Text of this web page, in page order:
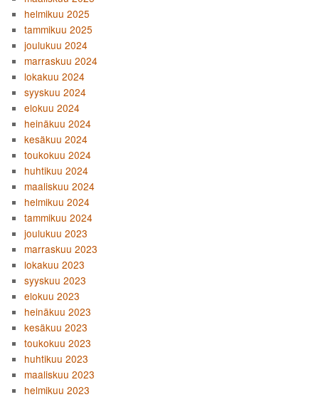
helmikuu 2025
tammikuu 2025
joulukuu 2024
marraskuu 2024
lokakuu 2024
syyskuu 2024
elokuu 2024
heinäkuu 2024
kesäkuu 2024
toukokuu 2024
huhtikuu 2024
maaliskuu 2024
helmikuu 2024
tammikuu 2024
joulukuu 2023
marraskuu 2023
lokakuu 2023
syyskuu 2023
elokuu 2023
heinäkuu 2023
kesäkuu 2023
toukokuu 2023
huhtikuu 2023
maaliskuu 2023
helmikuu 2023